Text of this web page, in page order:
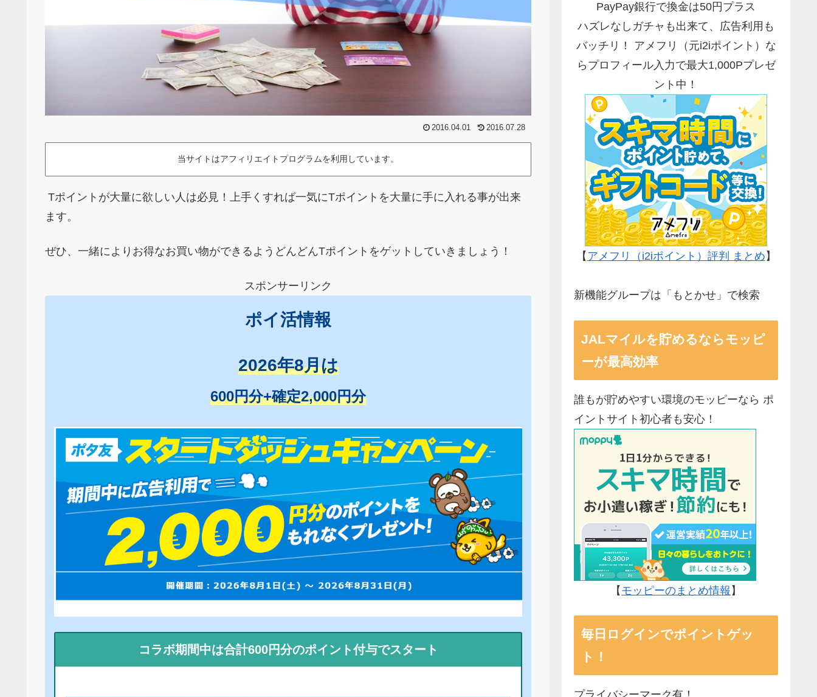
2016.04.01 2016.07.28
当サイトはアフィリエイトプログラムを利用しています。
Tポイントが大量に欲しい人は必見！上手くすれば一気にTポイントを大量に手に入れる事が出来
ます。
ぜひ、一緒によりお得なお買い物ができるようどんどんTポイントをゲットしていきましょう！
スポンサーリンク
ポイ活情報
2026年8月は
600円分+確定2,000円分
コラボ期間中は合計600円分のポイント付与でスタート
PayPay銀行で換金は50円プラス
ハズレなしガチャも出来て、広告利用も
バッチリ！ アメフリ（元i2iポイント）な
らプロフィール入力で最大1,000Pプレゼ
ント中！
【 アメフリ（i2iポイント）評判 まとめ 】
新機能グループは「もとかせ」で検索
JALマイルを貯めるならモッピ
ーが最高効率
誰もが貯めやすい環境のモッピーなら ポ
イントサイト初心者も安心！
【 モッピーのまとめ情報 】
毎日ログインでポイントゲッ
ト！
プライバシーマーク有！